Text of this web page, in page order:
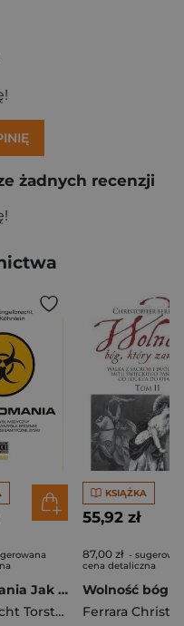
żadnych recenzji
Wirusomania Jak przemysł medyczny bezustannie wymyśla epidemie i czerpie z nich gigantyczne zyski
Engelbrecht Torsten
Kohnlein Claus
KSIĄŻKA
55,92 zł
87,00 zł -
cena detaliczna